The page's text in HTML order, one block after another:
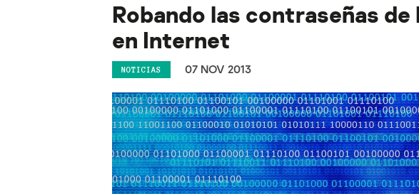
Robando las contraseñas
en Internet
NOTICIAS 07 NOV 2013